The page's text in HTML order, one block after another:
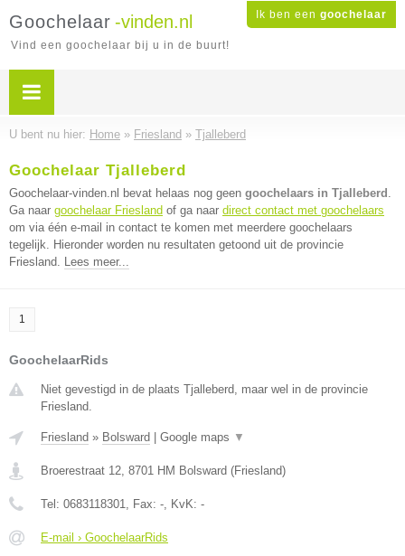
Ik ben een goochelaar
Goochelaar -vinden.nl
Vind een goochelaar bij u in de buurt!
U bent nu hier: Home » Friesland » Tjalleberd
Goochelaar Tjalleberd
Goochelaar-vinden.nl bevat helaas nog geen goochelaars in Tjalleberd .
Ga naar goochelaar Friesland of ga naar direct contact met goochelaars
om via één e-mail in contact te komen met meerdere goochelaars
tegelijk. Hieronder worden nu resultaten getoond uit de provincie
Friesland. Lees meer...
1
GoochelaarRids
Niet gevestigd in de plaats Tjalleberd, maar wel in de provincie
Friesland.
Friesland » Bolsward Google maps ▼
Broerestraat 12, 8701 HM Bolsward (Friesland)
Tel: 0683118301, Fax: -, KvK: -
E-mail › GoochelaarRids